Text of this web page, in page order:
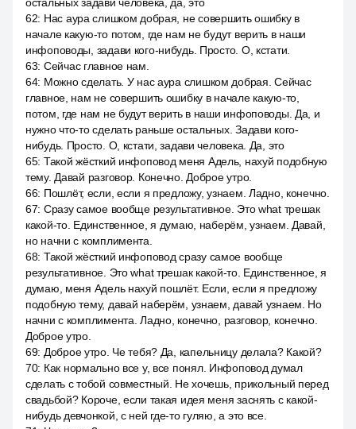
62: Нас аура слишком добрая, не совершить ошибку в
начале какую-то потом, где нам не будут верить в наши
инфоповоды, задави кого-нибудь. Просто. О, кстати.
63: Сейчас главное нам.
64: Можно сделать. У нас аура слишком добрая. Сейчас
главное, нам не совершить ошибку в начале какую-то,
потом, где нам не будут верить в наши инфоповоды. Да, и
нужно что-то сделать раньше остальных. Задави кого-
нибудь. Просто. О, кстати, задави человека. Да, это
65: Такой жёсткий инфоповод меня Адель, нахуй подобную
тему. Давай разговор. Конечно. Доброе утро.
66: Пошлёт, если, если я предложу, узнаем. Ладно, конечно.
67: Сразу самое вообще результативное. Это what трешак
какой-то. Единственное, я думаю, наберём, узнаем. Давай,
но начни с комплимента.
68: Такой жёсткий инфоповод сразу самое вообще
результативное. Это what трешак какой-то. Единственное, я
думаю, меня Адель нахуй пошлёт. Если, если я предложу
подобную тему, давай наберём, узнаем, давай узнаем. Но
начни с комплимента. Ладно, конечно, разговор, конечно.
Доброе утро.
69: Доброе утро. Че тебя? Да, капельницу делала? Какой?
70: Как нормально все у, все понял. Инфоповод думал
сделать с тобой совместный. Не хочешь, прикольный перед
свадьбой? Короче, если такая идея меня заснять с какой-
нибудь девчонкой, с ней где-то гуляю, а это все.